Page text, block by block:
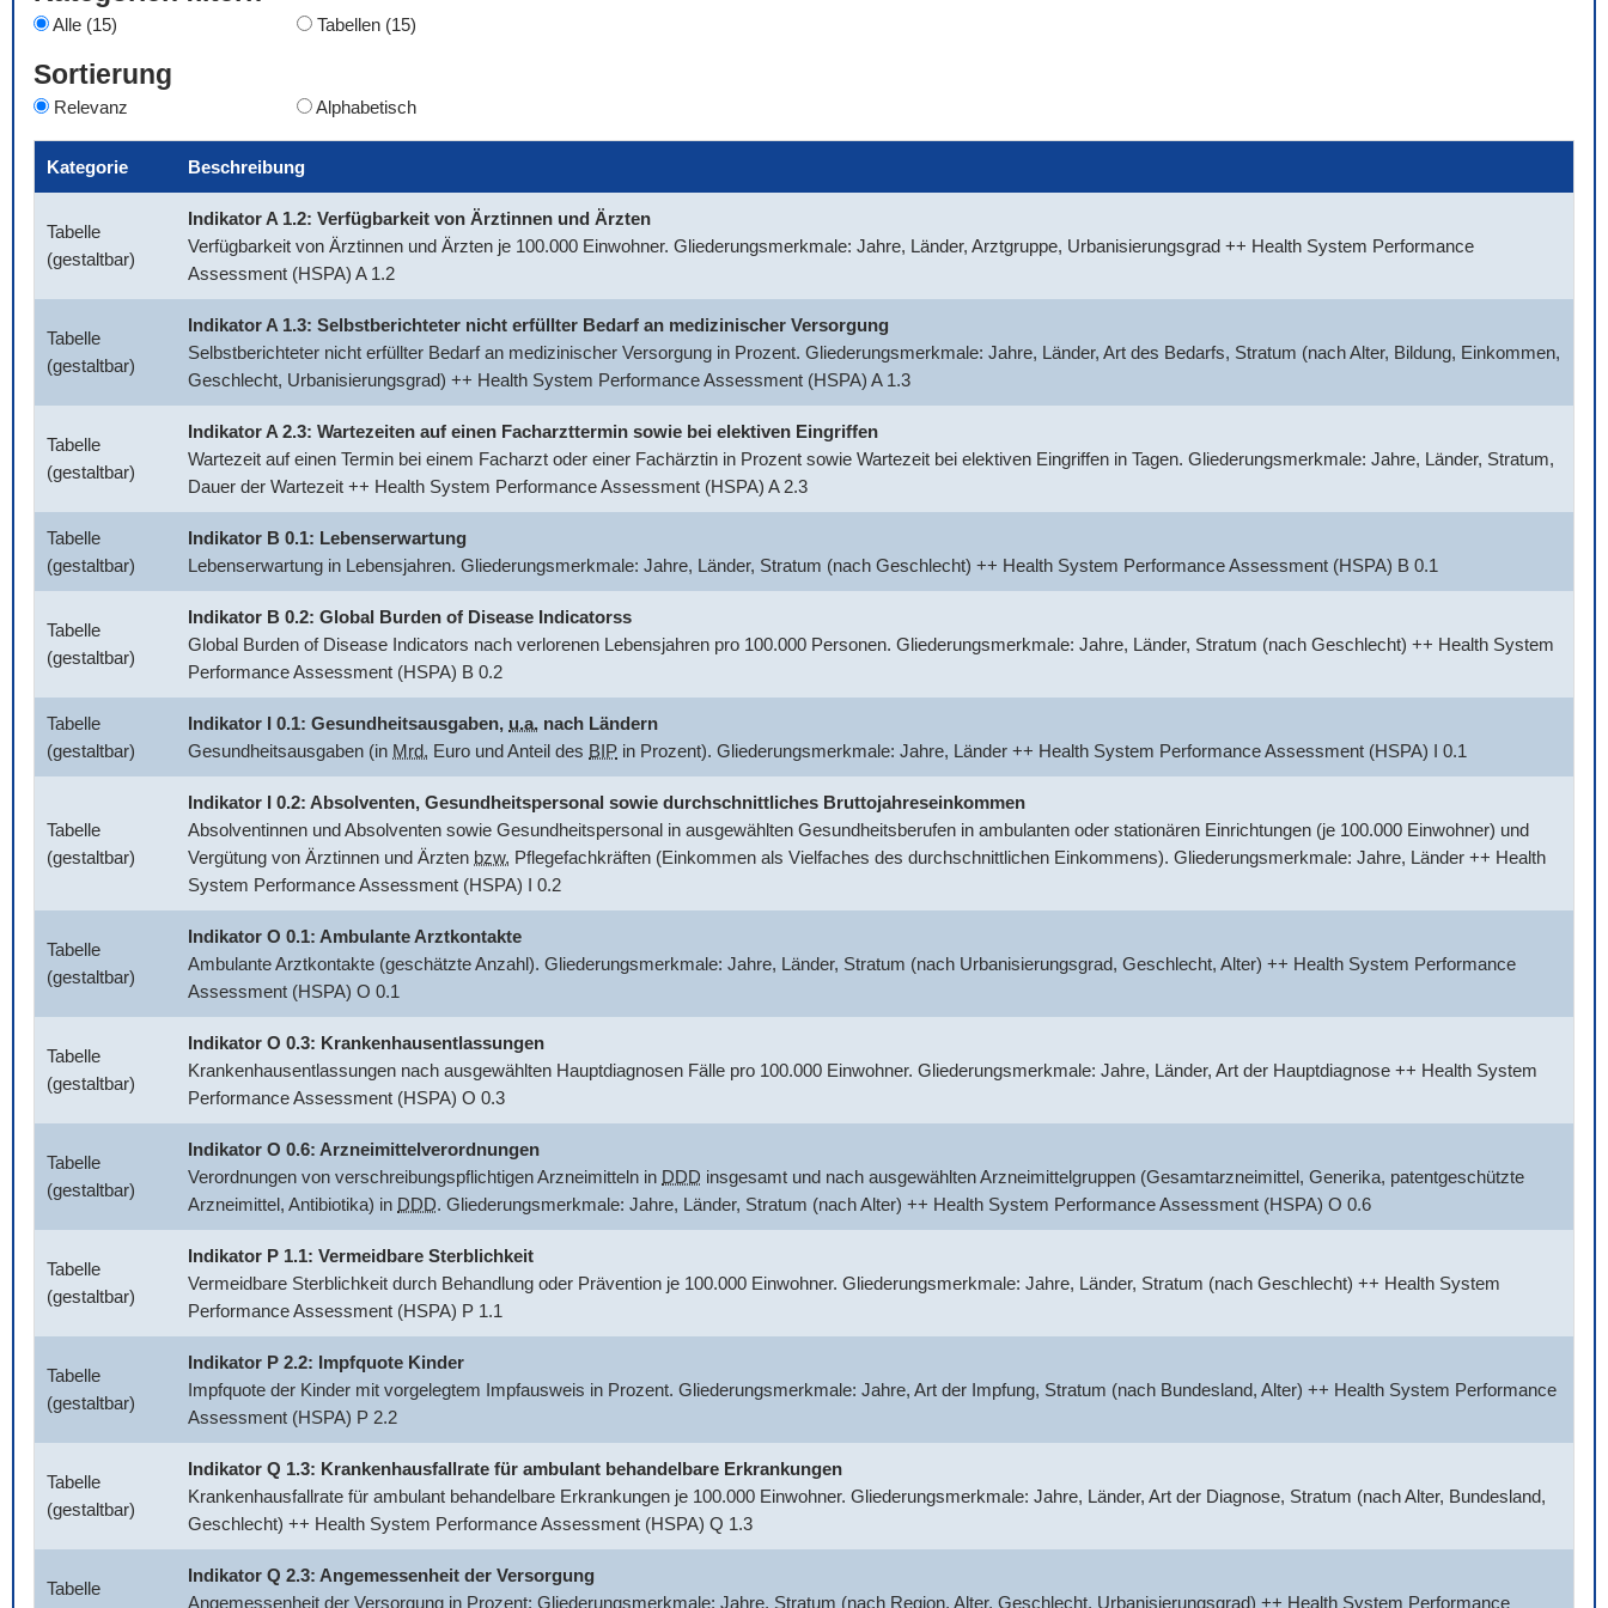
Alle (15) Tabellen (15)
Sortierung
Relevanz Alphabetisch
Kategorie Beschreibung
Tabelle
(gestaltbar)
Indikator A 1.2: Verfügbarkeit von Ärztinnen und Ärzten
Verfügbarkeit von Ärztinnen und Ärzten je 100.000 Einwohner. Gliederungsmerkmale: Jahre, Länder, Arztgruppe, Urbanisierungsgrad ++ Health System Performance
Assessment (HSPA) A 1.2
Tabelle
(gestaltbar)
Indikator A 1.3: Selbstberichteter nicht erfüllter Bedarf an medizinischer Versorgung
Selbstberichteter nicht erfüllter Bedarf an medizinischer Versorgung in Prozent. Gliederungsmerkmale: Jahre, Länder, Art des Bedarfs, Stratum (nach Alter, Bildung, Einkommen,
Geschlecht, Urbanisierungsgrad) ++ Health System Performance Assessment (HSPA) A 1.3
Tabelle
(gestaltbar)
Indikator A 2.3: Wartezeiten auf einen Facharzttermin sowie bei elektiven Eingriffen
Wartezeit auf einen Termin bei einem Facharzt oder einer Fachärztin in Prozent sowie Wartezeit bei elektiven Eingriffen in Tagen. Gliederungsmerkmale: Jahre, Länder, Stratum,
Dauer der Wartezeit ++ Health System Performance Assessment (HSPA) A 2.3
Tabelle
(gestaltbar)
Indikator B 0.1: Lebenserwartung
Lebenserwartung in Lebensjahren. Gliederungsmerkmale: Jahre, Länder, Stratum (nach Geschlecht) ++ Health System Performance Assessment (HSPA) B 0.1
Tabelle
(gestaltbar)
Indikator B 0.2: Global Burden of Disease Indicatorss
Global Burden of Disease Indicators nach verlorenen Lebensjahren pro 100.000 Personen. Gliederungsmerkmale: Jahre, Länder, Stratum (nach Geschlecht) ++ Health System
Performance Assessment (HSPA) B 0.2
Tabelle
(gestaltbar)
Indikator I 0.1: Gesundheitsausgaben, u.a. nach Ländern
Gesundheitsausgaben (in Mrd. Euro und Anteil des BIP in Prozent). Gliederungsmerkmale: Jahre, Länder ++ Health System Performance Assessment (HSPA) I 0.1
Tabelle
(gestaltbar)
Indikator I 0.2: Absolventen, Gesundheitspersonal sowie durchschnittliches Bruttojahreseinkommen
Absolventinnen und Absolventen sowie Gesundheitspersonal in ausgewählten Gesundheitsberufen in ambulanten oder stationären Einrichtungen (je 100.000 Einwohner) und
Vergütung von Ärztinnen und Ärzten bzw. Pflegefachkräften (Einkommen als Vielfaches des durchschnittlichen Einkommens). Gliederungsmerkmale: Jahre, Länder ++ Health
System Performance Assessment (HSPA) I 0.2
Tabelle
(gestaltbar)
Indikator O 0.1: Ambulante Arztkontakte
Ambulante Arztkontakte (geschätzte Anzahl). Gliederungsmerkmale: Jahre, Länder, Stratum (nach Urbanisierungsgrad, Geschlecht, Alter) ++ Health System Performance
Assessment (HSPA) O 0.1
Tabelle
(gestaltbar)
Indikator O 0.3: Krankenhausentlassungen
Krankenhausentlassungen nach ausgewählten Hauptdiagnosen Fälle pro 100.000 Einwohner. Gliederungsmerkmale: Jahre, Länder, Art der Hauptdiagnose ++ Health System
Performance Assessment (HSPA) O 0.3
Tabelle
(gestaltbar)
Indikator O 0.6: Arzneimittelverordnungen
Verordnungen von verschreibungspflichtigen Arzneimitteln in DDD insgesamt und nach ausgewählten Arzneimittelgruppen (Gesamtarzneimittel, Generika, patentgeschützte
Arzneimittel, Antibiotika) in DDD. Gliederungsmerkmale: Jahre, Länder, Stratum (nach Alter) ++ Health System Performance Assessment (HSPA) O 0.6
Tabelle
(gestaltbar)
Indikator P 1.1: Vermeidbare Sterblichkeit
Vermeidbare Sterblichkeit durch Behandlung oder Prävention je 100.000 Einwohner. Gliederungsmerkmale: Jahre, Länder, Stratum (nach Geschlecht) ++ Health System
Performance Assessment (HSPA) P 1.1
Tabelle
(gestaltbar)
Indikator P 2.2: Impfquote Kinder
Impfquote der Kinder mit vorgelegtem Impfausweis in Prozent. Gliederungsmerkmale: Jahre, Art der Impfung, Stratum (nach Bundesland, Alter) ++ Health System Performance
Assessment (HSPA) P 2.2
Tabelle
(gestaltbar)
Indikator Q 1.3: Krankenhausfallrate für ambulant behandelbare Erkrankungen
Krankenhausfallrate für ambulant behandelbare Erkrankungen je 100.000 Einwohner. Gliederungsmerkmale: Jahre, Länder, Art der Diagnose, Stratum (nach Alter, Bundesland,
Geschlecht) ++ Health System Performance Assessment (HSPA) Q 1.3
Tabelle
Indikator Q 2.3: Angemessenheit der Versorgung
Angemessenheit der Versorgung in Prozent: Gliederungsmerkmale: Jahre, Stratum (nach Region, Alter, Geschlecht, Urbanisierungsgrad) ++ Health System Performance